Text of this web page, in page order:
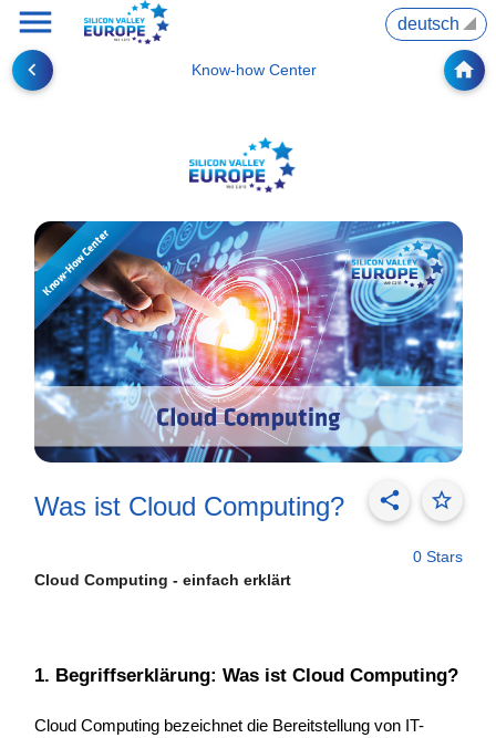
menu
navigate_before Know-how Center home
Was ist Cloud Computing? share star_border
0 Stars
Cloud Computing - einfach erklärt
1. Begriffserklärung: Was ist Cloud Computing?
Cloud Computing bezeichnet die Bereitstellung von IT-